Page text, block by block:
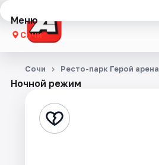
Меню
Сочи
Концерты
Стендап
Ночной режим
Сочи Ресто-парк Герой арена